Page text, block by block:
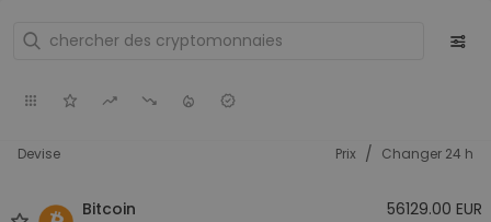
Devise Prix / Changer 24 h
Bitcoin
56129.00 EUR